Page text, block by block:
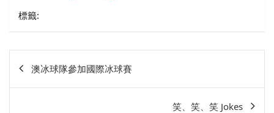
標籤:
章
澳冰球隊參加國際冰球賽
笑、笑、笑 Jokes